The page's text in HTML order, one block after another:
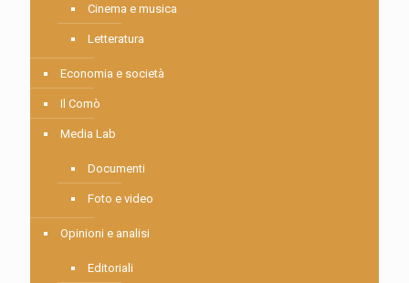
Cinema e musica
Letteratura
Economia e società
Il Comò
Media Lab
Documenti
Foto e video
Opinioni e analisi
Editoriali